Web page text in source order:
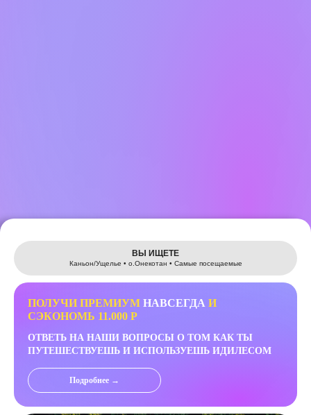
Leaflet
ВЫ ИЩЕТЕ
Каньон/Ущелье • о.Онекотан • Самые посещаемые
ПОЛУЧИ ПРЕМИУМ НАВСЕГДА И
СЭКОНОМЬ 11.000 Р
ОТВЕТЬ НА НАШИ ВОПРОСЫ О ТОМ КАК ТЫ
ПУТЕШЕСТВУЕШЬ И ИСПОЛЬЗУЕШЬ ИДИЛЕСОМ
Подробнее →